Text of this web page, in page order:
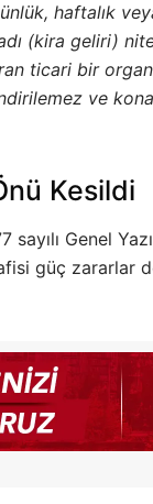
haftalık
(kira geliri)
ticari bir
ve
Kesildi
Genel
güç zararlar